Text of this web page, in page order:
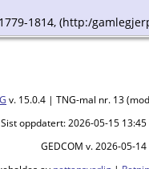
1814, (http:/
v. 15.0.4 | TNG-mal nr. 13
Sist oppdatert: 2026-05-15 13:45
GEDCOM v. 2026-05-